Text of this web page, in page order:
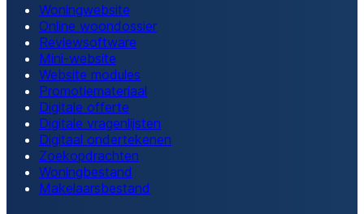
Woningwebsite
Online woondossier
Reviewsoftware
Mini-website
Website modules
Promotiemateriaal
Digitale offerte
Digitale vragenlijsten
Digitaal ondertekenen
Zoekopdrachten
Woningbestand
Makelaarsbestand